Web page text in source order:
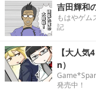
吉田輝和
もはやゲム
記
【大人
n）
発売中！